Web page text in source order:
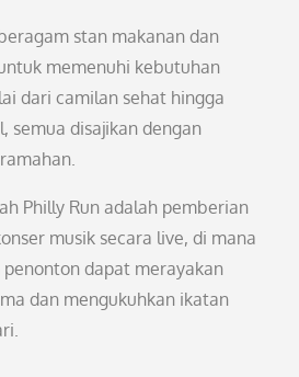
stan makanan dan
memenuhi kebutuhan
dari camilan sehat hingga
semua disajikan dengan
Philly Run adalah pemberian
musik secara live, di mana
dapat merayakan
dan mengukuhkan ikatan